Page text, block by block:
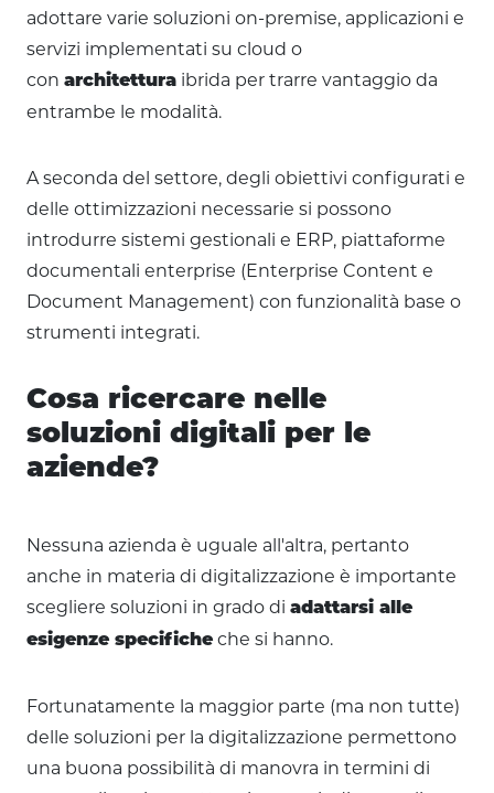
adottare varie soluzioni on-premise, applicazioni e
servizi implementati su cloud o
con architettura ibrida per trarre vantaggio da
entrambe le modalità.
A seconda del settore, degli obiettivi configurati e
delle ottimizzazioni necessarie si possono
introdurre sistemi gestionali e ERP, piattaforme
documentali enterprise (Enterprise Content e
Document Management) con funzionalità base o
strumenti integrati.
Cosa ricercare nelle
soluzioni digitali per le
aziende?
Nessuna azienda è uguale all'altra, pertanto
anche in materia di digitalizzazione è importante
scegliere soluzioni in grado di adattarsi alle
esigenze specifiche che si hanno.
Fortunatamente la maggior parte (ma non tutte)
delle soluzioni per la digitalizzazione permettono
una buona possibilità di manovra in termini di